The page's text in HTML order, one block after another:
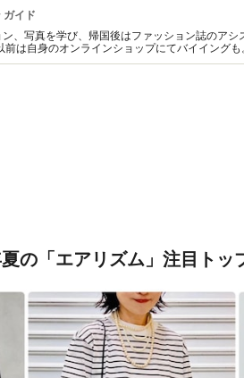
ガイド
、写真を学び、帰国後はファッション誌のア
前は自身のオンラインショップにてバイイング
シュなファッション情報をご提供します。
の「エアリズム」注目トッ